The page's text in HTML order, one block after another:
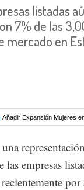
listadas
7% de las
en
Añadir Expansión Mujeres
empresas